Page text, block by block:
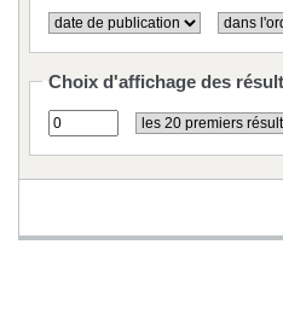
Choix d'affichage des